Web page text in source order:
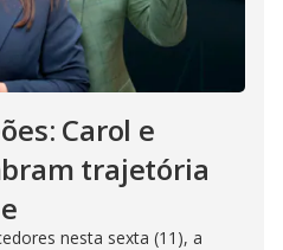
Carol e
trajetória
nesta sexta (11), a